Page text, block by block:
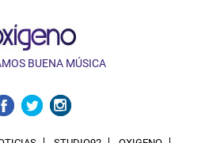
BUENA MÚSICA